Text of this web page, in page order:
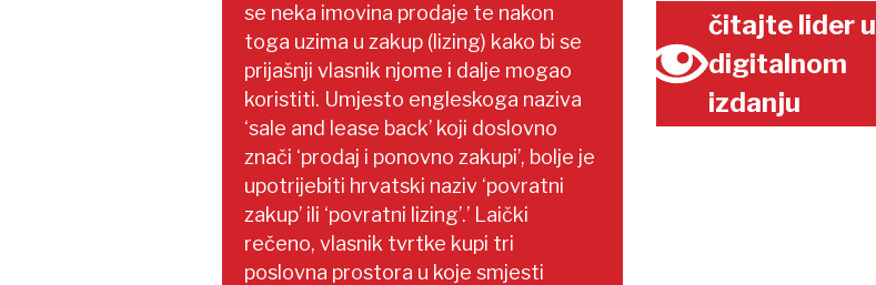
se neka imovina prodaje te nakon
toga uzima u zakup (lizing) kako bi se
prijašnji vlasnik njome i dalje mogao
koristiti. Umjesto engleskoga naziva
‘sale and lease back’ koji doslovno
znači ‘prodaj i ponovno zakupi’, bolje je
upotrijebiti hrvatski naziv ‘povratni
zakup’ ili ‘povratni lizing’.’ Laički
rečeno, vlasnik tvrtke kupi tri
poslovna prostora u koje smjesti
čitajte lider u
digitalnom
izdanju